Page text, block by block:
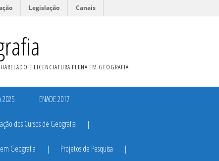
Legislação Canais
E LICENCIATURA PLENA EM GEOGRAFIA
2025 ENADE 2017
dos Cursos de Geografia
Geografia Projetos de Pesquisa